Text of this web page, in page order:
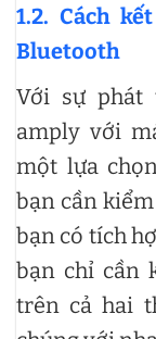
1.2. Cách
Bluetooth
Với sự phát
amply với
một lựa
bạn cần
bạn có tích
bạn chỉ cần
trên cả hai